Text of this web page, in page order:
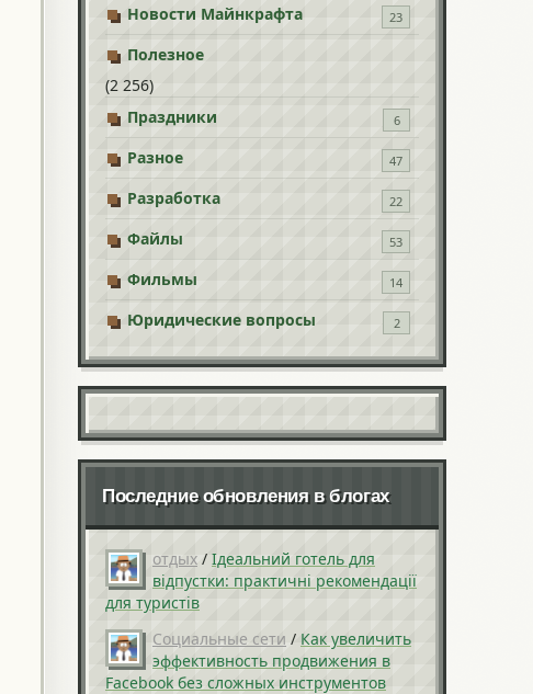
Новости Майнкрафта 23
Полезное
(2 256)
Праздники
6
Разное 47
Разработка 22
Файлы 53
Фильмы 14
Юридические вопросы 2
Последние обновления в блогах
отдых / Ідеальний готель для
відпустки: практичні рекомендації
для туристів
Социальные сети / Как увеличить
эффективность продвижения в
Facebook без сложных инструментов